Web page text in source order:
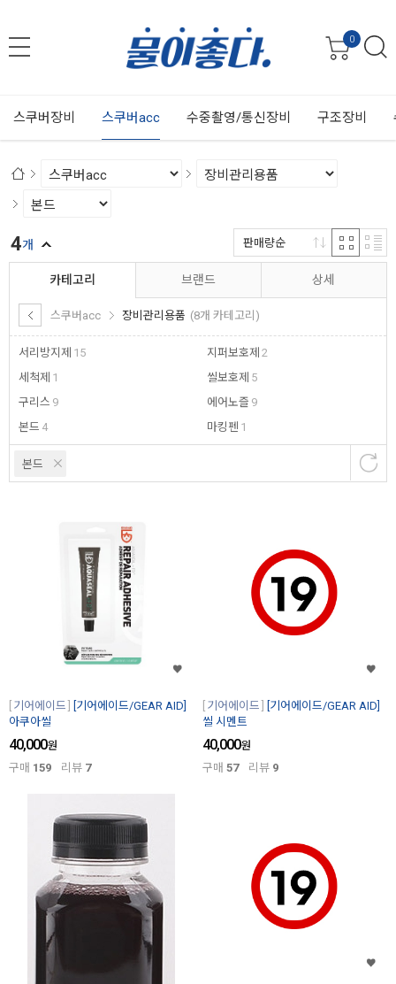
0
스쿠버장비 스쿠버acc 수중촬영/통신장비 구조장비
카테고리
스쿠버acc 장비관리용품 (8개 카테고리)
서리방지제 15
세척제 1
구리스 9
본드 4
지퍼보호제 2
씰보호제 5
에어노즐 9
마킹펜 1
브랜드 상세
본드
4개 판매량순
기어에이드
[기어에이드/GEAR AID]
아쿠아씰
40,000원
구매 159 리뷰 7
기어에이드
[기어에이드/GEAR AID]
씰 시멘트
40,000원
구매 57 리뷰 9